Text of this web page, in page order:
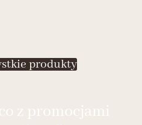
produkty
z promocjami